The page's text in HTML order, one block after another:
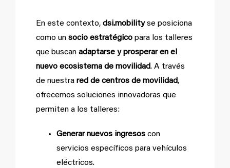
En este contexto, dsi.mobilityse posiciona
como un socio estratégico para los talleres
que buscan adaptarse y prosperar en el
nuevo ecosistema de movilidad. A través
de nuestra red de centros de movilidad,
ofrecemos soluciones innovadoras que
permiten a los talleres:
Generar nuevos ingresos con
servicios específicos para vehículos
eléctricos.